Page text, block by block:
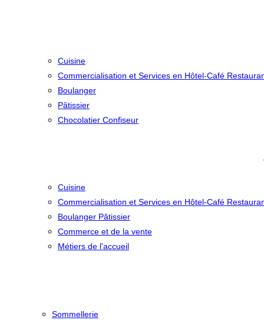
Cuisine
Commercialisation et Services en Hôtel-Café
Boulanger
Pâtissier
Chocolatier Confiseur
Cuisine
Commercialisation et Services en Hôtel-Café
Boulanger Pâtissier
Commerce et de la vente
Métiers de l'accueil
Sommellerie